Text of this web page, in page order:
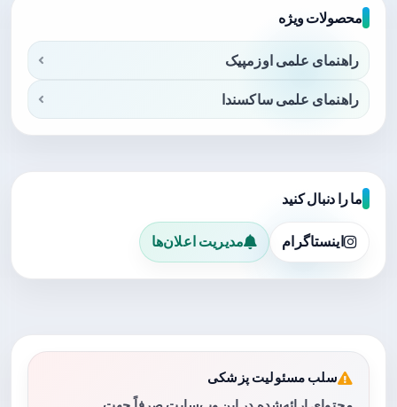
محصولات ویژه
راهنمای علمی اوزمپیک
راهنمای علمی ساکسندا
ما را دنبال کنید
اینستاگرام مدیریت اعلان‌ها
سلب مسئولیت پزشکی